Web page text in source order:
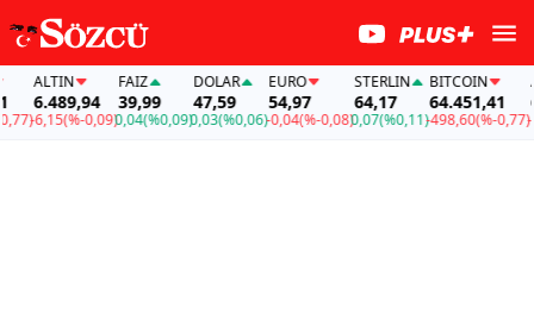
(%-0,09)
FAİZ
39,99
0,04(%0,09)
DOLAR
47,59
0,03(%0,06)
EURO
54,97
-0,04(%-0,08)
STERLIN
64,17
0,07(%0,11)
BITCOIN
64.451,41
-498,60(%-0,77)
ALTIN
-6,15